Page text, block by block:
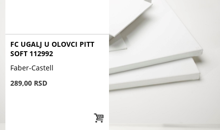
FC UGALJ U OLOVCI PITT
SOFT 112992
Faber-Castell
289,00 RSD